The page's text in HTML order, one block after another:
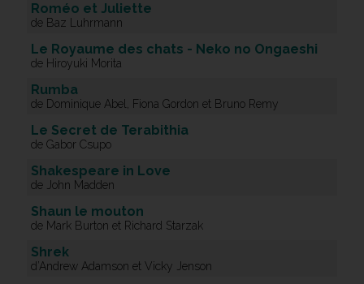
Roméo et Juliette
de Baz Luhrmann
Le Royaume des chats - Neko no Ongaeshi
de Hiroyuki Morita
Rumba
de Dominique Abel, Fiona Gordon et Bruno Remy
Le Secret de Terabithia
de Gabor Csupo
Shakespeare in Love
de John Madden
Shaun le mouton
de Mark Burton et Richard Starzak
Shrek
d’Andrew Adamson et Vicky Jenson